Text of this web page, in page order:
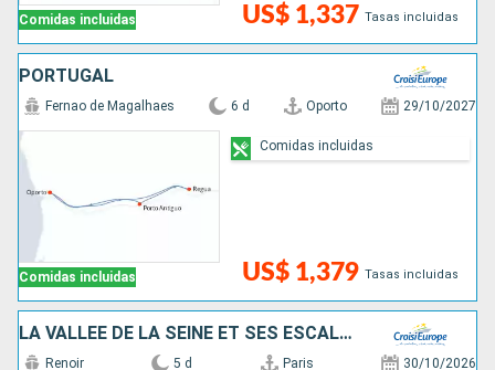
Comidas incluidas US$ 1,337 Tasas incluidas
PORTUGAL
Comidas incluidas
Fernao de Magalhaes 6 d Oporto 29/10/2027
US$ 1,379 Tasas incluidas
Comidas incluidas
LA VALLÉE DE LA SEINE ET SES ESCALES INCONTOURNABLES
Renoir 5 d Paris 30/10/2026